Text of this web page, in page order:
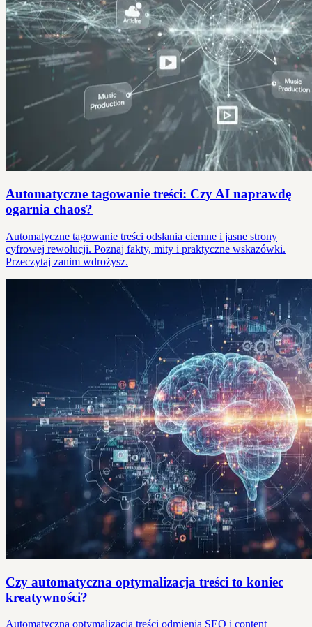
Automatyczne tagowanie treści: Czy AI naprawdę
ogarnia chaos?
Automatyczne tagowanie treści odsłania ciemne i jasne strony
cyfrowej rewolucji. Poznaj fakty, mity i praktyczne wskazówki.
Przeczytaj zanim wdrożysz.
Czy automatyczna optymalizacja treści to koniec
kreatywności?
Automatyczna optymalizacja treści odmienia SEO i content